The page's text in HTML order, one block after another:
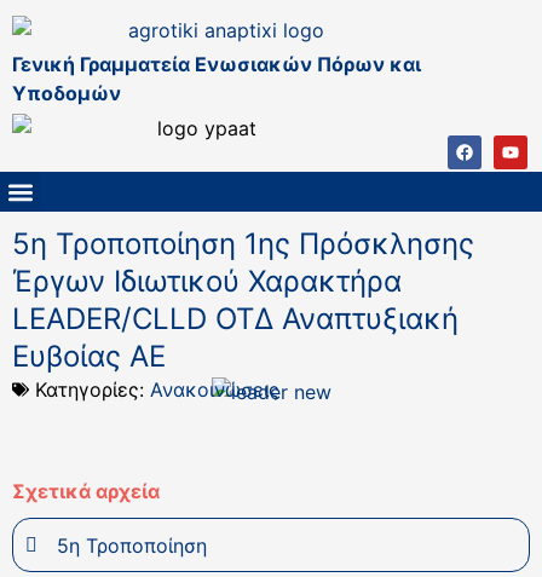
Γενική Γραμματεία Ενωσιακών Πόρων και
Υποδομών
5η Τροποποίηση 1ης Πρόσκλησης
Έργων Ιδιωτικού Χαρακτήρα
LEADER/CLLD ΟΤΔ Αναπτυξιακή
Ευβοίας ΑΕ
Κατηγορίες: Ανακοινώσεις
Σχετικά αρχεία
5η Τροποποίηση